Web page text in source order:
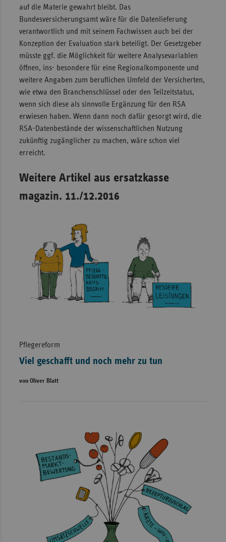
auf die Materie gewahrt bleibt. Das
Bundesversicherungsamt wäre für die Datenlieferung
verantwortlich und mit seinem Fachwissen auch bei der
Konzeption der Evaluation stark beteiligt. Der Gesetzgeber
müsste ggf. die Möglichkeit für weitere Analysevariablen
öffnen, ins- besondere für eine Regionalkomponente und
weitere Angaben zum beruflichen Umfeld der Versicherten,
wie etwa den Branchenschlüssel oder den Teilzeitstatus,
wenn sich diese als sinnvolle Ergänzung für den RSA
erwiesen haben. Wenn dann noch dafür gesorgt wird, die
RSA-Datenbestände der wissenschaftlichen Nutzung
zukünftig zugänglicher zu machen, wäre schon viel
erreicht.
Weitere Artikel aus ersatzkasse
magazin. 11./12.2016
Pflegereform
Viel geschafft und noch mehr zu tun
von Oliver Blatt